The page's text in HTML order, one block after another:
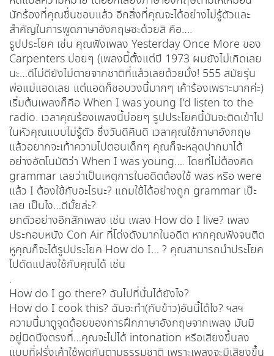
นักร้องที่คุณชื่นชอบแล้ว อีกสิ่งที่คุณจะได้อย่างไม่รู้ตัวและ
สำคัญในการพูดภาษาอังกฤษซะด้วยสิ คือ….
รูปประโยค เช่น คุณฟังเพลง Yesterday Once More ของ
Carpenters บ่อยๆ (เพลงนี้ตั้งแต่ปี 1973 ผมยังไม่เกิดเลย
นะ…ดีไม่ดียังไม่ตายจากชาติที่แล้วเลยด้วยมั้ง! 555 สมัยรุ่น
พ่อแม่แอดเลย แต่แอดก็ชอบวงนี้มากๆ เค้าร้องเพราะมากค่ะ)
เริ่มต้นเพลงก็คือ When I was young I’d listen to the
radio. เวลาคุณร้องเพลงนี้บ่อยๆ รูปประโยคนี้มันจะติดเข้าไป
ในหัวคุณแบบไม่รู้ตัว ซึ่งวันดีคืนดี เวลาคุณใช้ภาษาอังกฤษ
แล้วอยากจะเท้าความไปตอนเด็กๆ คุณก็จะหลุดปากมาได้
อย่างอัตโนมัติว่า When I was young…. โดยที่ไม่ต้องคิด
grammar เลยว่าเป็นเหตุการในอดีตต้องใช้ was หรือ were
แล้ว I ต้องใช้กับอะไรนะ? แถมใช้ได้อย่างถูก grammar เป๊ะ
เลย เป็นไง…ดีมั้ยล่ะ?
ยกตัวอย่างอีกสักเพลง เช่น เพลง How do I live? เพลง
ประกอบหนัง Con Air ที่โด่งดังมากในอดีต หากคุณฟังจนติด
หูคุณก็จะได้รูปประโยค How do I… ? คุณสามารถนำประโยค
ไปดัดแปลงใช้กับคุณได้ เช่น
.
How do I go there? ฉันไปที่นั่นได้ยังไง?
How do I cook this? ฉันจะทำ(กับข้าว)อันนี้ได้ไง? ฯลฯ
ความนี้มาดูจุดด้อยของการฝึกภาษาอังกฤษจากเพลง มันมี
อยู่นิดนึงตรงที่…คุณจะไม่ได้ intonation หรือเสียงขึ้นลง
แบบที่ฝรั่งเค้าใช้พูดกันตามธรรมชาติ เพราะเพลงจะมีเสียงขึ้น